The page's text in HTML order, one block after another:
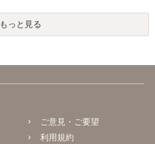
もっと見る
ご意見・ご要望
利用規約